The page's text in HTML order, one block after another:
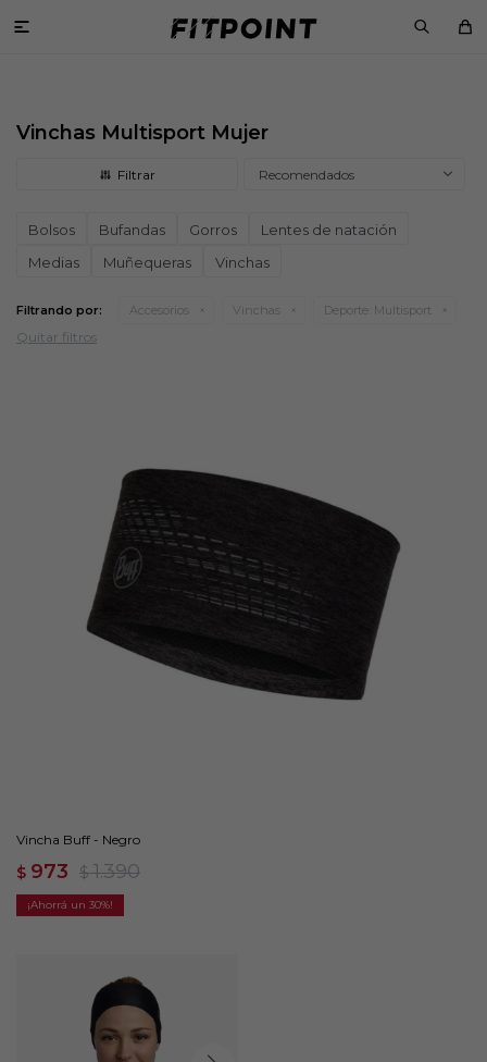

Vinchas Multisport Mujer
Recomendados
Bolsos Bufandas Gorros
Lentes de natación
Medias
Muñequeras Vinchas
Filtrando por: Accesorios Vinchas Deporte: Multisport
Quitar filtros
Vincha Buff - Negro
$ 973 $ 1.390
30